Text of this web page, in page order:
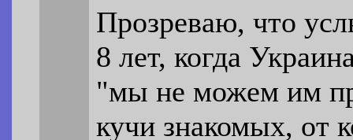
Прозреваю, что
8 лет, когда
"мы не можем им
кучи знакомых, от